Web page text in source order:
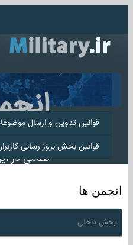
انجمن
نظامی در
قوانین تدوین و ارسال موضوعات
قوانین بخش بروز رسانی کاربران
انجمن ها
بخش داخلی